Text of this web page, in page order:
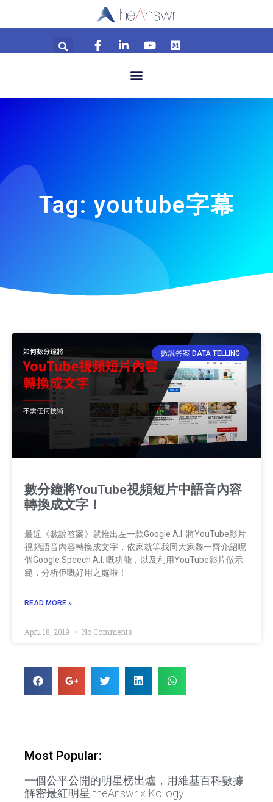
Tag: youtube字幕
數說答案 DATA TELLING
數分鐘將YouTube視頻短片中語音內容
轉換成文字！
最近《數說答案》就推出左一款Google A.I. 將YouTube影片
視頻語音內容轉換成文字，依家就等我同大家黎一齊介紹呢
個Google Speech A.I. 嘅功能，以及利用YouTube影片做示
範，分析佢嘅好用之處啦！
READ MORE »
April 18, 2019 No Comments
Most Popular:
一個公平公開的明星榜出爐，用維基百科數據
解密最紅明星 theAnswr x Kollogy